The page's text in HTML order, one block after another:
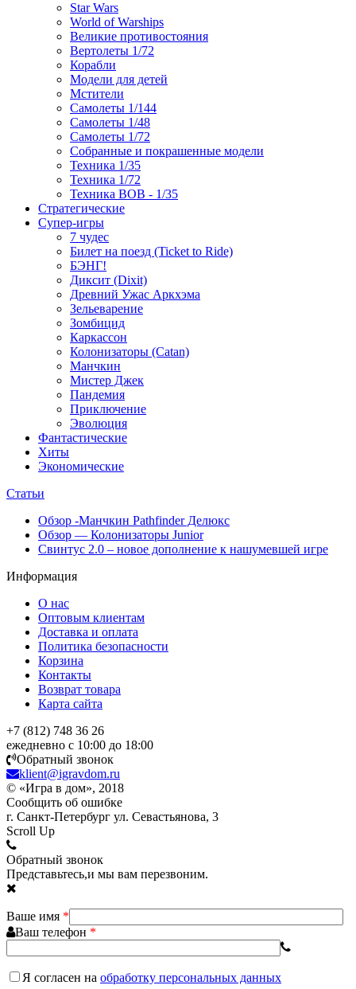
Star Wars
World of Warships
Великие противостояния
Вертолеты 1/72
Корабли
Модели для детей
Мстители
Самолеты 1/144
Самолеты 1/48
Самолеты 1/72
Собранные и покрашенные модели
Техника 1/35
Техника 1/72
Техника ВОВ - 1/35
Стратегические
Супер-игры
7 чудес
Билет на поезд (Ticket to Ride)
БЭНГ!
Диксит (Dixit)
Древний Ужас Аркхэма
Зельеварение
Зомбицид
Каркассон
Колонизаторы (Catan)
Манчкин
Мистер Джек
Пандемия
Приключение
Эволюция
Фантастические
Хиты
Экономические
Статьи
Обзор -Манчкин Pathfinder Делюкс
Обзор — Колонизаторы Junior
Свинтус 2.0 – новое дополнение к нашумевшей игре
Информация
О нас
Оптовым клиентам
Доставка и оплата
Политика безопасности
Корзина
Контакты
Возврат товара
Карта сайта
+7 (812) 748 36 26
ежедневно с 10:00 до 18:00
Обратный звонок
klient@igravdom.ru
© «Игра в дом», 2018
Сообщить об ошибке
г. Санкт-Петербург ул. Севастьянова, 3
Scroll Up
Обратный звонок
Представьтесь,и мы вам перезвоним.
Ваше имя *
Ваш телефон *
Я согласен на обработку персональных данных